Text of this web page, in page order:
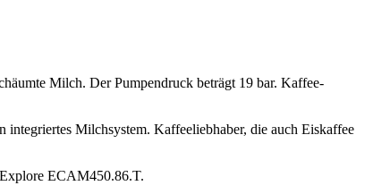
Milch. Der Pumpendruck beträgt 19 bar. Kaffee-
integriertes Milchsystem. Kaffeeliebhaber, die auch Eiskaffee
ECAM450.86.T.